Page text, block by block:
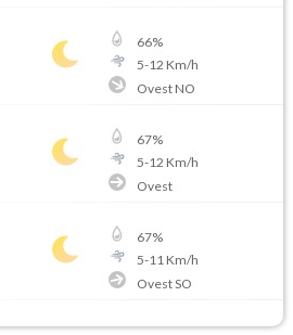
66%
5-12 Km/h
Ovest NO
67%
5-12 Km/h
Ovest
67%
5-11Km/h
Ovest SO